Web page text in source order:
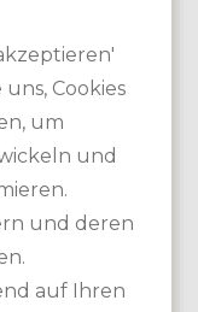
Cookies
um
und
und deren
auf Ihren